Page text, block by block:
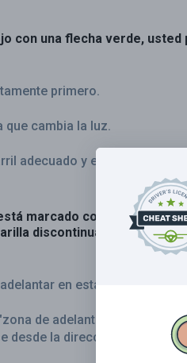
con una flecha verde,
primero.
que cambia la luz.
adecuado y el camino está
marcado con una línea
discontinua está a la
en esta área.
de adelantar" y es
desde la dirección contraria.